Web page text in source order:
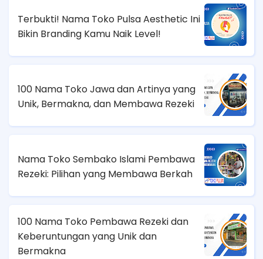
Terbukti! Nama Toko Pulsa Aesthetic Ini
Bikin Branding Kamu Naik Level!
100 Nama Toko Jawa dan Artinya yang
Unik, Bermakna, dan Membawa Rezeki
Nama Toko Sembako Islami Pembawa
Rezeki: Pilihan yang Membawa Berkah
100 Nama Toko Pembawa Rezeki dan
Keberuntungan yang Unik dan
Bermakna